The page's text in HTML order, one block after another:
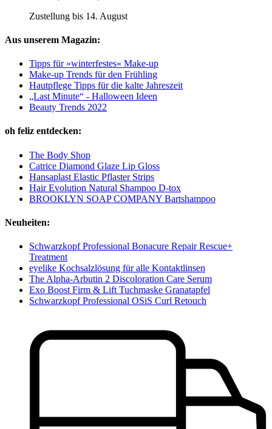
Zustellung bis 14. August
Aus unserem Magazin:
Tipps für »winterfestes« Make-up
Make-up Trends für den Frühling
Hautpflege Tipps für die kalte Jahreszeit
„Last Minute“ - Halloween Ideen
Beauty Trends 2022
oh feliz entdecken:
The Body Shop
Catrice Diamond Glaze Lip Gloss
Hansaplast Elastic Pflaster Strips
Hair Evolution Natural Shampoo D-tox
BROOKLYN SOAP COMPANY Bartshampoo
Neuheiten:
Schwarzkopf Professional Bonacure Repair Rescue+
Treatment
eyelike Kochsalzlösung für alle Kontaktlinsen
The Alpha-Arbutin 2 Discoloration Care Serum
Exo Boost Firm & Lift Tuchmaske Granatapfel
Schwarzkopf Professional OSiS Curl Retouch